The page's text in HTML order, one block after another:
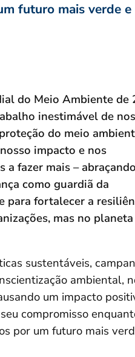
futuro mais verde
do Meio Ambiente de
inestimável de
do meio
impacto e nos
a fazer mais –
como guardiã da
para fortalecer a
mas no
sustentáveis,
ambiental,
um impacto
compromisso
por um futuro mais